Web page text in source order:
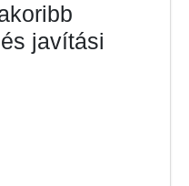
javítási